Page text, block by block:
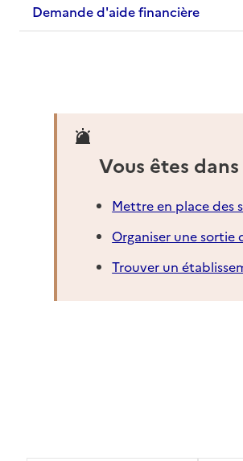
Demande d'aide financière
Vous êtes
Mettre en place des
Organiser une
Trouver un